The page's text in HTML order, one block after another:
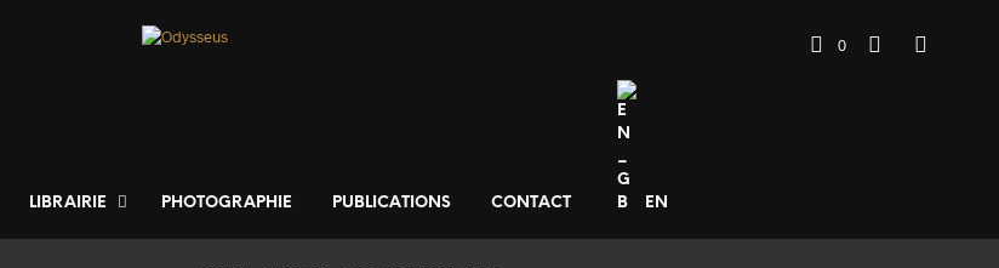
LIBRAIRIE PHOTOGRAPHIE PUBLICATIONS CONTACT EN
0